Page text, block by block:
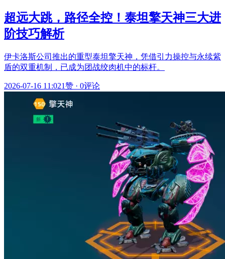
超远大跳，路径全控！泰坦擎天神三大进
阶技巧解析
伊卡洛斯公司推出的重型泰坦擎天神，凭借引力操控与永续紫
盾的双重机制，已成为团战绞肉机中的标杆。
2026-07-16 11:021赞 · 0评论